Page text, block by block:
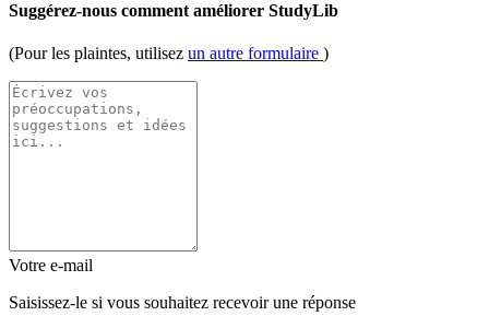
Suggérez-nous comment améliorer StudyLib
(Pour les plaintes, utilisez un autre formulaire )
Votre e-mail
Saisissez-le si vous souhaitez recevoir une réponse